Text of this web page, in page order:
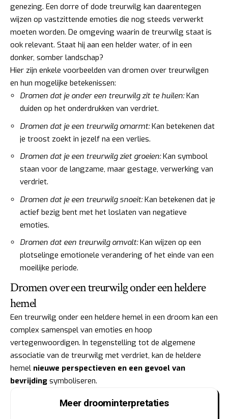
genezing. Een dorre of dode treurwilg kan daarentegen
wijzen op vastzittende emoties die nog steeds verwerkt
moeten worden. De omgeving waarin de treurwilg staat is
ook relevant. Staat hij aan een helder water, of in een
donker, somber landschap?
Hier zijn enkele voorbeelden van dromen over treurwilgen
en hun mogelijke betekenissen:
Dromen dat je onder een treurwilg zit te huilen:Kan
duiden op het onderdrukken van verdriet.
Dromen dat je een treurwilg omarmt:Kan betekenen dat
je troost zoekt in jezelf na een verlies.
Dromen dat je een treurwilg ziet groeien:Kan symbool
staan voor de langzame, maar gestage, verwerking van
verdriet.
Dromen dat je een treurwilg snoeit:Kan betekenen dat je
actief bezig bent met het loslaten van negatieve
emoties.
Dromen dat een treurwilg omvalt:Kan wijzen op een
plotselinge emotionele verandering of het einde van een
moeilijke periode.
Dromen over een treurwilg onder een heldere
hemel
Een treurwilg onder een heldere hemel in een droom kan een
complex samenspel van emoties en hoop
vertegenwoordigen. In tegenstelling tot de algemene
associatie van de treurwilg met verdriet, kan de heldere
hemel nieuwe perspectieven en een gevoel van
bevrijding symboliseren.
Meer droominterpretaties